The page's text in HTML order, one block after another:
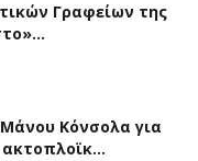
Γραφείων της
Κόνσολα για
ακτοπλοϊκ…